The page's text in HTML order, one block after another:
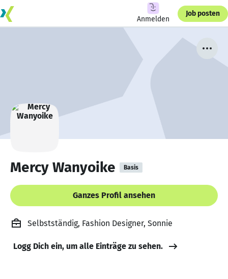
Anmelden
Job posten
Mercy Wanyoike Basis
Ganzes Profil ansehen
Selbstständig, Fashion Designer, Sonnie
Logg Dich ein, um alle Einträge zu sehen.